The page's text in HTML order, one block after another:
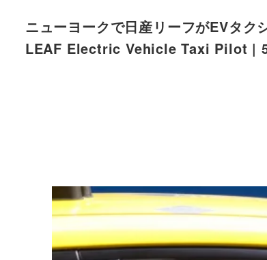
ニューヨークで日産リーフがEVタ
LEAF Electric Vehicle Taxi Pilot | 5